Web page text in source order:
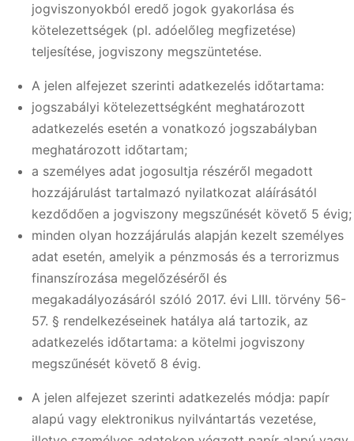
jogviszonyokból eredő jogok gyakorlása és
kötelezettségek (pl. adóelőleg megfizetése)
teljesítése, jogviszony megszüntetése.
A jelen alfejezet szerinti adatkezelés időtartama:
jogszabályi kötelezettségként meghatározott
adatkezelés esetén a vonatkozó jogszabályban
meghatározott időtartam;
a személyes adat jogosultja részéről megadott
hozzájárulást tartalmazó nyilatkozat aláírásától
kezdődően a jogviszony megszűnését követő 5 évig;
minden olyan hozzájárulás alapján kezelt személyes
adat esetén, amelyik a pénzmosás és a terrorizmus
finanszírozása megelőzéséről és
megakadályozásáról szóló 2017. évi LIII. törvény 56-
57. § rendelkezéseinek hatálya alá tartozik, az
adatkezelés időtartama: a kötelmi jogviszony
megszűnését követő 8 évig.
A jelen alfejezet szerinti adatkezelés módja: papír
alapú vagy elektronikus nyilvántartás vezetése,